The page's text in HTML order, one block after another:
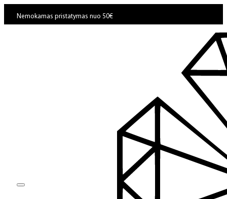
Nemokamas pristatymas nuo 50€